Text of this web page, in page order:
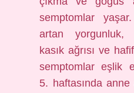
semptomlar
artan yorgunluk,
kasık ağrısı ve
semptomlar eşlik
5. haftasında